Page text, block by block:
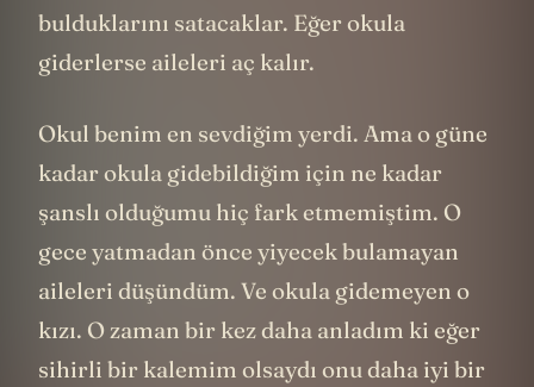
bulduklarını satacaklar. Eğer okula
giderlerse aileleri aç kalır.
Okul benim en sevdiğim yerdi. Ama o güne
kadar okula gidebildiğim için ne kadar
şanslı olduğumu hiç fark etmemiştim. O
gece yatmadan önce yiyecek bulamayan
aileleri düşündüm. Ve okula gidemeyen o
kızı. O zaman bir kez daha anladım ki eğer
sihirli bir kalemim olsaydı onu daha iyi bir